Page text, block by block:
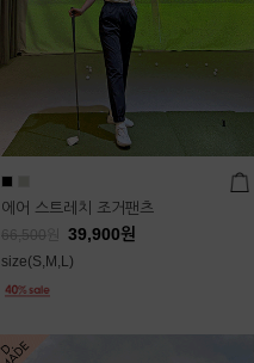
에어 스트레치 조거팬츠
66,500 39,900원
size(S,M,L)